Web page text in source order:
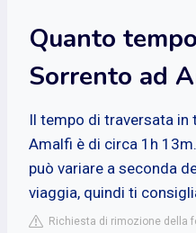
Quanto
Sorrento ad
Il tempo di traversata in
Amalfi è di circa 1h
può variare a seconda
viaggia, quindi ti
Richiesta di rimozione della